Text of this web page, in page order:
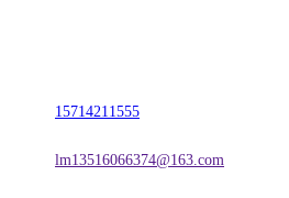
15714211555
lm13516066374@163.com